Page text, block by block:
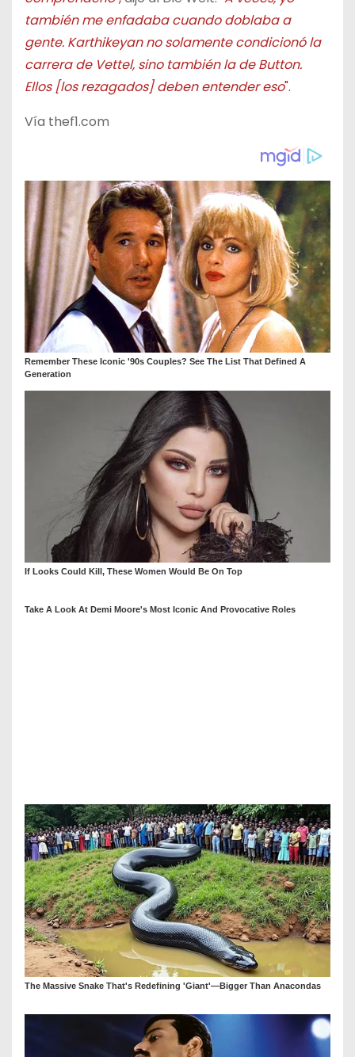
también me enfadaba cuando doblaba a
gente. Karthikeyan no solamente condicionó la
carrera de Vettel, sino también la de Button.
Ellos [los rezagados] deben entender eso".
Vía thef1.com